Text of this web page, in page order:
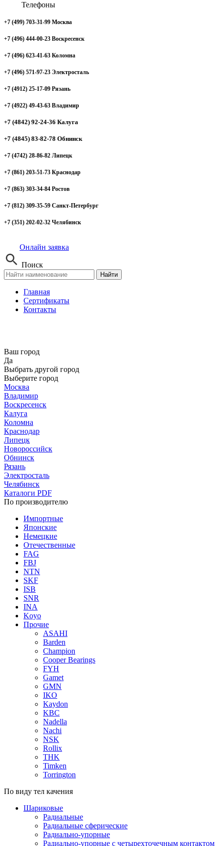
Телефоны
+7 (499) 703-31-99 Москва
+7 (496) 444-00-23 Воскресенск
+7 (496) 623-41-63 Коломна
+7 (496) 571-97-23 Электросталь
+7 (4912) 25-17-09 Рязань
+7 (4922) 49-43-63 Владимир
+7 (4842) 92-24-36 Калуга
+7 (4845) 83-82-78 Обнинск
+7 (4742) 28-86-82 Липецк
+7 (861) 203-51-73 Краснодар
+7 (863) 303-34-84 Ростов
+7 (812) 309-35-59 Санкт-Петербург
+7 (351) 202-02-32 Челябинск
Онлайн заявка
Поиск
Найти
Главная
Сертификаты
Контакты
Ваш город
Да
Выбрать другой город
Выберите город
Москва
Владимир
Воскресенск
Калуга
Коломна
Краснодар
Липецк
Новороссийск
Обнинск
Рязань
Электросталь
Челябинск
Каталоги PDF
По производителю
Импортные
Японские
Немецкие
Отечественные
FAG
FBJ
NTN
SKF
ISB
SNR
INA
Koyo
Прочие
ASAHI
Barden
Champion
Cooper Bearings
FYH
Gamet
GMN
IKO
Kaydon
KBC
Nadella
Nachi
NSK
Rollix
THK
Timken
Torrington
По виду тел качения
Шариковые
Радиальные
Радиальные сферические
Радиально-упорные
Радиально-упорные с четырехточечным контактом